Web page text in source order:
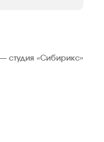
студия«Сибирикс»